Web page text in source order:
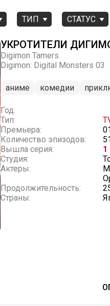
ТИП СТАТУС
УКРОТИТЕЛИ
Digimon Tamers
Digimon: Digital Monsters 03
аниме комедии
Год:
Тип:
Премьера:
Количество эпизодов:
Вышла серия:
1
Студия:
Актеры:
Продолжительность:
Страны: